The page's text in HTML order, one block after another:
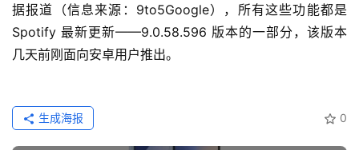
据报道（信息来源：9to5Google），所有这些功能都是
Spotify 最新更新——9.0.58.596 版本的一部分，该版本
几天前刚面向安卓用户推出。
0
生成海报